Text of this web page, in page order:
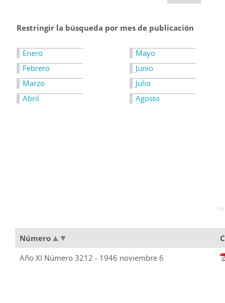
Restringir la búsqueda por mes de publicación
Enero
Febrero
Marzo
Abril
Mayo
Junio
Julio
Agosto
Número
Año XI Número 3212 - 1946 noviembre 6